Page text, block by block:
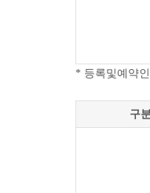
* 등록및예약
구